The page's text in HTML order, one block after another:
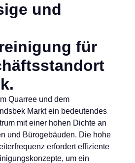
und
für
Quarree und dem
Markt ein bedeutendes
mit einer hohen Dichte an
und Bürogebäuden. Die hohe
erfordert effiziente
um ein